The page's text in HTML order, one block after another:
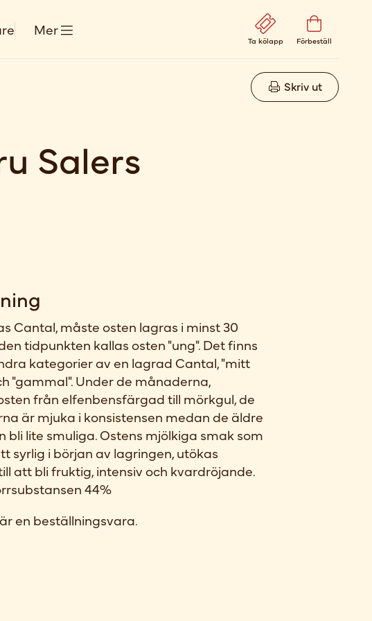
Mer
Ta kölapp Förbeställ
Skriv ut
Salers
Cantal, måste osten lagras i minst 30
tidpunkten kallas osten "ung". Det finns
kategorier av en lagrad Cantal, "mitt
"gammal". Under de månaderna,
från elfenbensfärgad till mörkgul, de
är mjuka i konsistensen medan de äldre
bli lite smuliga. Ostens mjölkiga smak som
syrlig i början av lagringen, utökas
att bli fruktig, intensiv och kvardröjande.
44%
en beställningsvara.